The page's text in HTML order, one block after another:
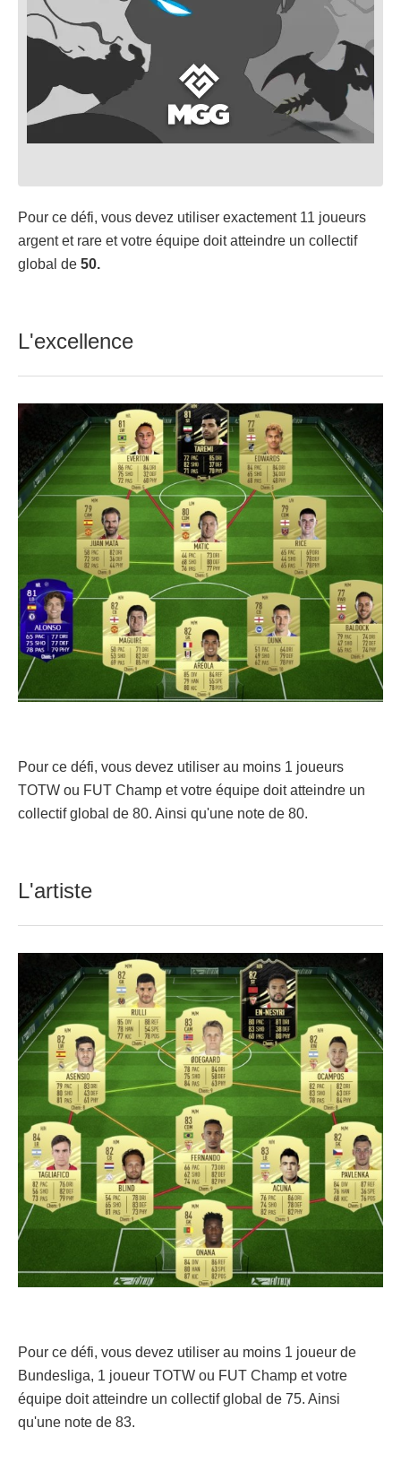
Pour ce défi, vous devez utiliser exactement 11 joueurs
argent et rare et votre équipe doit atteindre un collectif
global de 50.
L'excellence
Pour ce défi, vous devez utiliser au moins 1 joueurs
TOTW ou FUT Champ et votre équipe doit atteindre un
collectif global de 80. Ainsi qu'une note de 80.
L'artiste
Pour ce défi, vous devez utiliser au moins 1 joueur de
Bundesliga, 1 joueur TOTW ou FUT Champ et votre
équipe doit atteindre un collectif global de 75. Ainsi
qu'une note de 83.